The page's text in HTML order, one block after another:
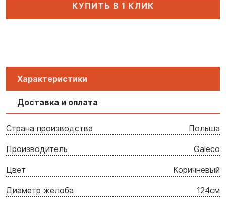
КУПИТЬ В 1 КЛИК
Характеристики
Доставка и оплата
Страна производства Польша
Производитель Galeco
Цвет Коричневый
Диаметр желоба 124cм